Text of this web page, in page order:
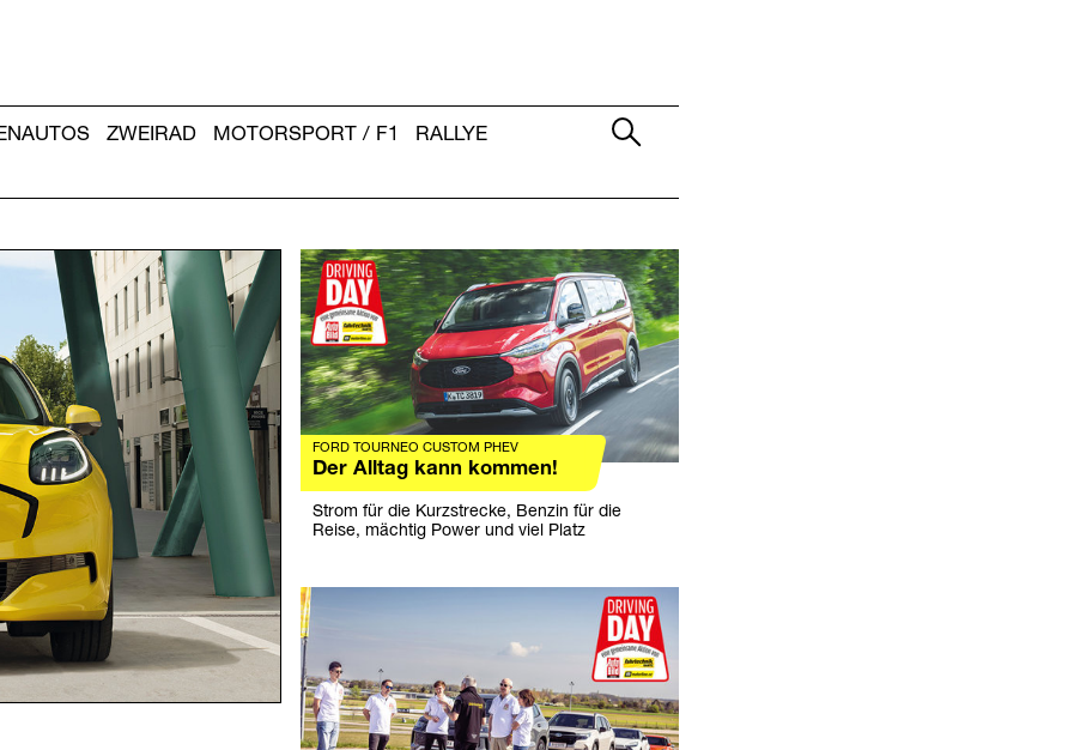
ZWEIRAD MOTORSPORT / F1
RALLYE
Weitere
Artikel:
FORD TOURNEO CUSTOM PHEV
Der Alltag kann kommen!
Strom für die Kurzstrecke, Benzin für die
Reise, mächtig Power und viel Platz